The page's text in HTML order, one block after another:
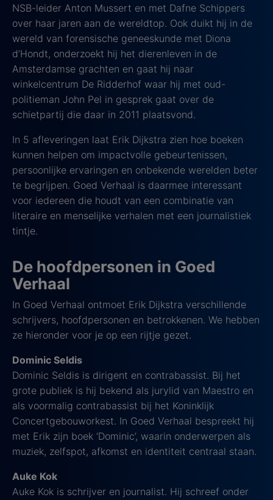
NSB-leider Anton Mussert en met Dafne Schippers
over haar jaren aan de wereldtop. Ook duikt hij in de
wereld van forensische geneeskunde met Diona
d’Hondt, onderzoekt hij het dierenleven in de
Amsterdamse grachten en gaat hij naar
winkelcentrum De Ridderhof waar hij met oud-
politieman John Pel in gesprek gaat over de
schietpartij die daar in 2011 plaatsvond.
In 5 afleveringen laat Erik Dijkstra zien hoe boeken
kunnen helpen om impactvolle gebeurtenissen,
persoonlijke ervaringen en onbekende werelden beter
te begrijpen. Goed Verhaal is daarmee interessant
voor iedereen die houdt van een combinatie van
literaire en menselijke verhalen met een journalistiek
tintje.
De hoofdpersonen in Goed
Verhaal
In Goed Verhaal ontmoet Erik Dijkstra verschillende
schrijvers, hoofdpersonen en betrokkenen. We hebben
ze hieronder voor je op een rijtje gezet.
Dominic Seldis
Dominic Seldis is dirigent en contrabassist. Bij het
grote publiek is hij bekend als jurylid van Maestro en
als voormalig contrabassist bij het Koninklijk
Concertgebouworkest. In Goed Verhaal bespreekt hij
met Erik zijn boek ‘Dominic’, waarin onderwerpen als
muziek, zelfspot, afkomst en identiteit centraal staan.
Auke Kok
Auke Kok is schrijver en journalist. Hij schreef onder